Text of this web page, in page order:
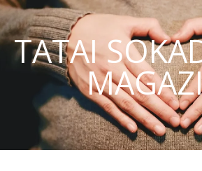
TATAI